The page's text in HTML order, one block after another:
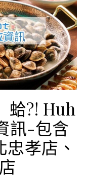
蛤?! Huh
訊-包含
孝店、